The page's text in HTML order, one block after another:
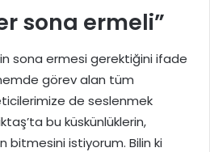
sona ermeli”
sona ermesi gerektiğini ifade
görev alan tüm
de seslenmek
bu küskünlüklerin,
bitmesini istiyorum. Bilin ki